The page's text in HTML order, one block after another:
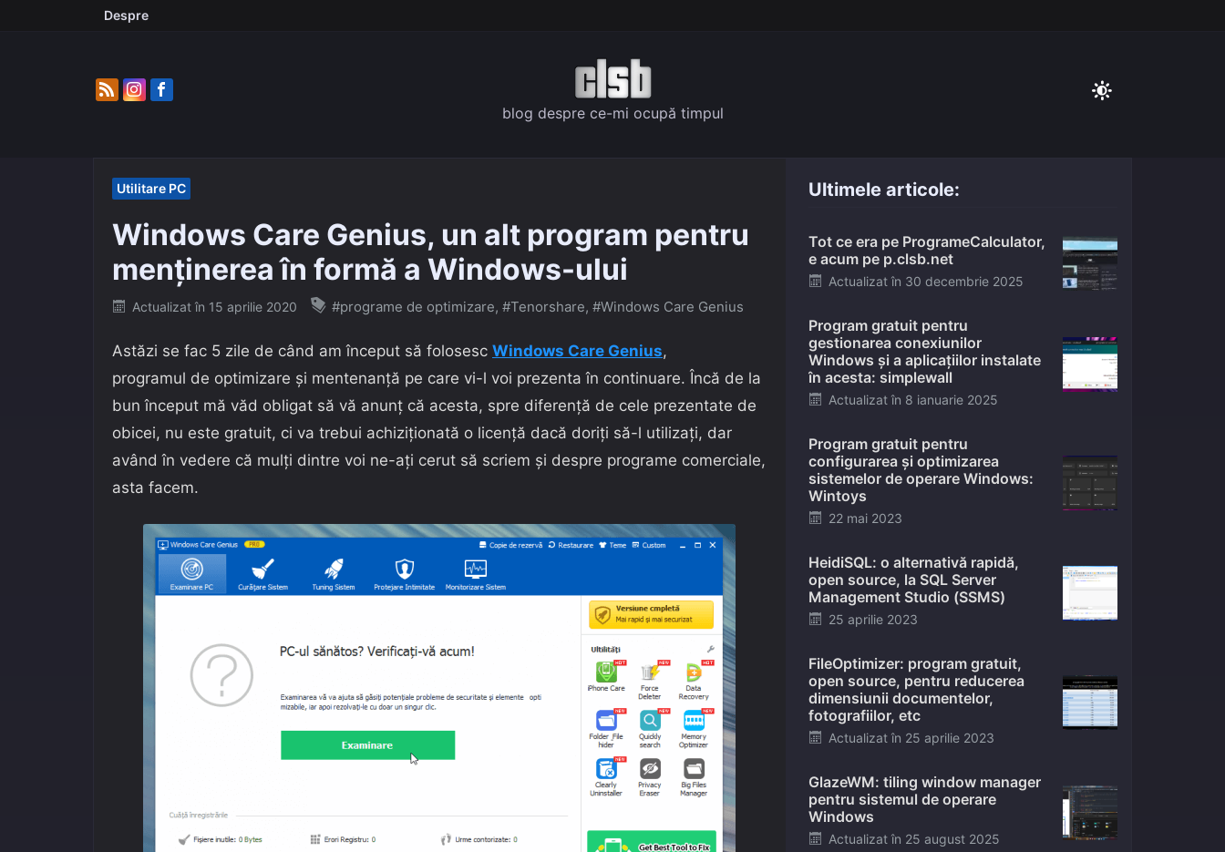
Despre
blog despre ce-mi ocupă timpul
Utilitare PC
Windows Care Genius, un alt program pentru
menținerea în formă a Windows-ului
Posted
Actualizat în 15 aprilie 2020 #programe de optimizare, #Tenorshare, #Windows Care Genius
Astăzi se fac 5 zile de când am început să folosesc Windows Care Genius,
programul de optimizare și mentenanță pe care vi-l voi prezenta în continuare. Încă de la
bun început mă văd obligat să vă anunț că acesta, spre diferență de cele prezentate de
obicei, nu este gratuit, ci va trebui achiziționată o licență dacă doriți să-l utilizați, dar
având în vedere că mulți dintre voi ne-ați cerut să scriem și despre programe comerciale,
asta facem.
Ultimele articole:
Tot ce era pe ProgrameCalculator,
e acum pe p.clsb.net
Posted
Actualizat în 30 decembrie 2025
Program gratuit pentru
gestionarea conexiunilor
Windows și a aplicațiilor instalate
în acesta: simplewall
Posted
Actualizat în 8 ianuarie 2025
Program gratuit pentru
configurarea și optimizarea
sistemelor de operare Windows:
Wintoys
Posted
22 mai 2023
HeidiSQL: o alternativă rapidă,
open source, la SQL Server
Management Studio (SSMS)
Posted
25 aprilie 2023
FileOptimizer: program gratuit,
open source, pentru reducerea
dimensiunii documentelor,
fotografiilor, etc
Posted
Actualizat în 25 aprilie 2023
GlazeWM: tiling window manager
pentru sistemul de operare
Windows
Posted
Actualizat în 25 august 2025